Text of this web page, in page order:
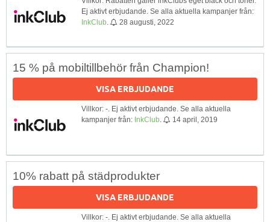
Ej aktivt erbjudande. Se alla aktuella kampanjer från:
InkClub
28 augusti, 2022
15 % på mobiltillbehör från Champion!
VISA ERBJUDANDE
Villkor: -. Ej aktivt erbjudande. Se alla aktuella
kampanjer från: InkClub 14 april, 2019
10% rabatt på städprodukter
VISA ERBJUDANDE
Villkor: -. Ej aktivt erbjudande. Se alla aktuella